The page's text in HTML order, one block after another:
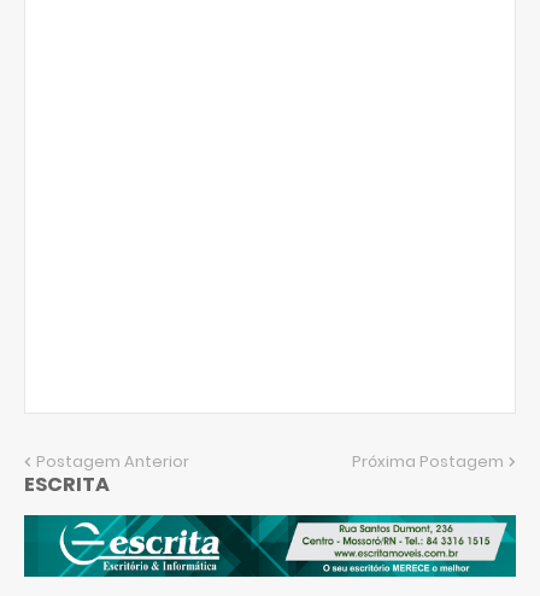
Postagem Anterior Próxima Postagem
ESCRITA